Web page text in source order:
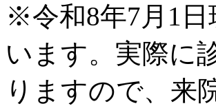
※令和8年7月1日
います。実際に
りますので、来